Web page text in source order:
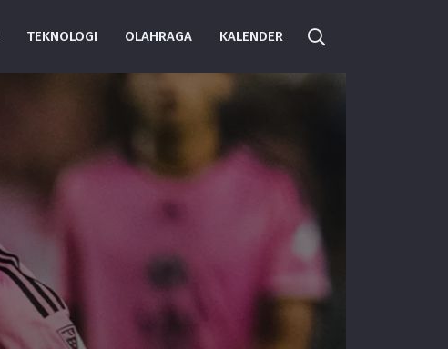
TEKNOLOGI OLAHRAGA KALENDER